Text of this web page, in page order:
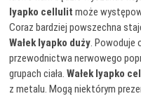
lyapko cellulit może
Coraz bardziej powszechna
Wałek lyapko duży. Powoduje
przewodnictwa nerwowego
grupach ciała.Wałek lyapko
z metalu. Mogą niektórym